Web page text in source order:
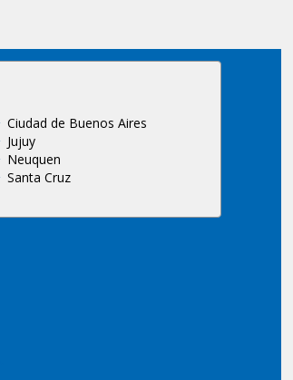
Ciudad de Buenos Aires
Jujuy
Neuquen
Santa Cruz